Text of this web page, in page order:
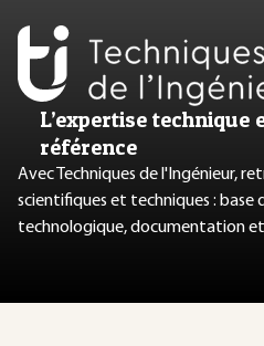
L’expertise technique
référence
Avec Techniques de l'Ingénieur,
scientifiques et techniques : base
technologique, documentation